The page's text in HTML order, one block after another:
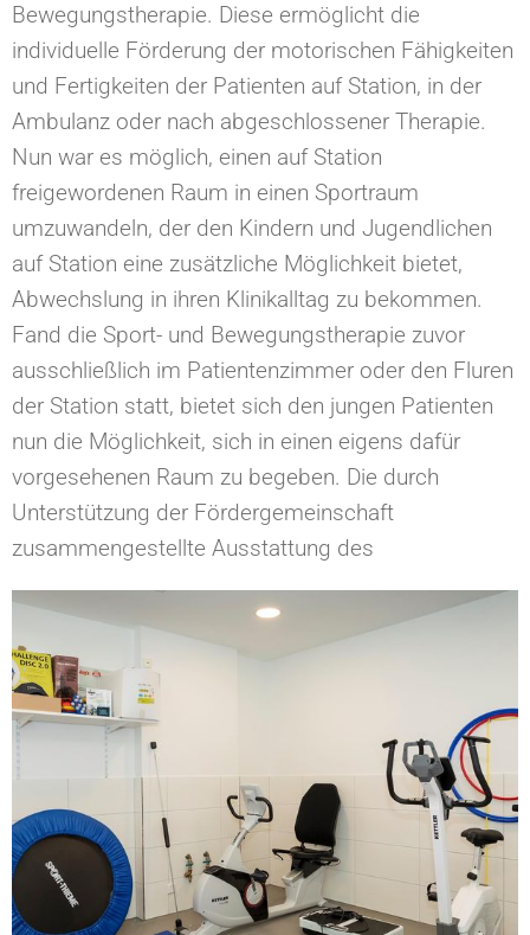
Bewegungstherapie. Diese ermöglicht die
individuelle Förderung der motorischen Fähigkeiten
und Fertigkeiten der Patienten auf Station, in der
Ambulanz oder nach abgeschlossener Therapie.
Nun war es möglich, einen auf Station
freigewordenen Raum in einen Sportraum
umzuwandeln, der den Kindern und Jugendlichen
auf Station eine zusätzliche Möglichkeit bietet,
Abwechslung in ihren Klinikalltag zu bekommen.
Fand die Sport- und Bewegungstherapie zuvor
ausschließlich im Patientenzimmer oder den Fluren
der Station statt, bietet sich den jungen Patienten
nun die Möglichkeit, sich in einen eigens dafür
vorgesehenen Raum zu begeben. Die durch
Unterstützung der Fördergemeinschaft
zusammengestellte Ausstattung des